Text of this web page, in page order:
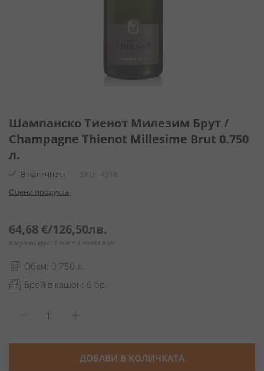
към
началото
на
галерия
снимки
Шампанско Тиенот Милезим Брут /
Champagne Thienot Millesime Brut 0.750
л.
В наличност SKU
4318
Оцени продукта
64,68 €/126,50лв.
Валутен курс: 1 EUR = 1.95583 BGN
Обем: 0.750 л.
Брой в кашон: 6 бр.
ДОБАВИ В КОЛИЧКАТА